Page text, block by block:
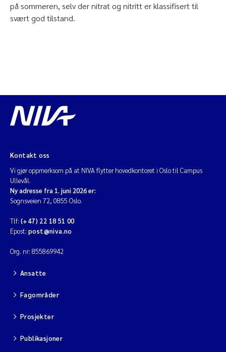
på sommeren, selv der nitrat og nitritt er klassifisert til
svært god tilstand.
Kontakt oss
Vi gjør oppmerksom på at NIVA flytter hovedkontoret i Oslo til Campus
Ullevål.
Ny adresse fra 1. juni 2026 er:
Sognsveien 72, 0855 Oslo.
Tlf: (+47) 22 18 51 00
Epost: post@niva.no
Org. nr: 855869942
Ansatte
Fagområder
Prosjekter
Publikasjoner